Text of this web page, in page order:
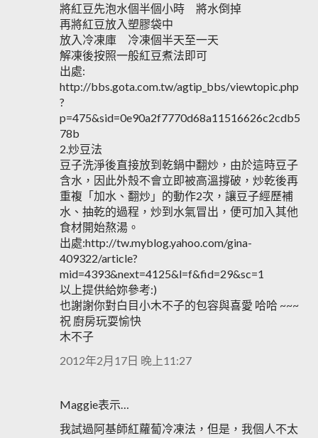
將紅豆先泡水個半個小時 將水倒掉
再將紅豆放入塑膠袋中
放入冷凍庫 冷凍個半天至一天
解凍後按照一般紅豆煮法即可
出處:
http://bbs.gota.com.tw/agtip_bbs/viewtopic.php
?
p=475&sid=0e90a2f7770d68a11516626c2cdb5
78b
2.炒豆法
豆子洗淨後直接放到乾鍋中翻炒，由於這時豆子
含水，因此外殼不會立即被高溫撐破，炒乾後再
重複「加水、翻炒」的動作2次，讓豆子經歷補
水、抽乾的過程，炒到水氣冒出，便可加入其他
食材開始熬湯。
出處:http://tw.myblog.yahoo.com/gina-
409322/article?
mid=4393&next=4125&l=f&fid=29&sc=1
以上提供給妳參考:)
也謝謝你對白目小木不子的包容與喜愛 哈哈 ~~~
祝 廚房玩耍愉快
木不子
2012年2月17日 晚上11:27
Maggie表示…
我試過阿基師紅蘿蔔冷凍法，但是，我個人不太